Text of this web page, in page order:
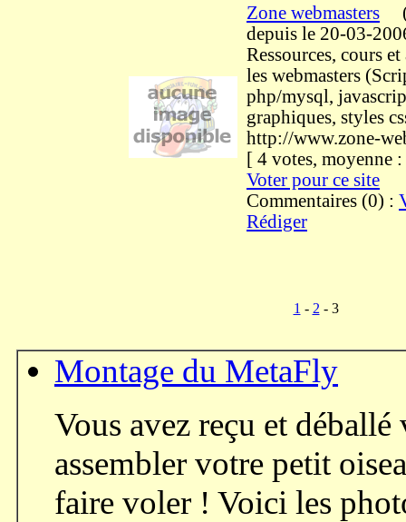
Zone webmasters
depuis le 20-03-
Ressources, cours
les webmasters
php/mysql,
graphiques, styles
http://www.zone-
[ 4 votes,
Voter pour ce site
Commentaires (0) :
Rédiger
1 - 2 - 3
Montage du MetaFly
Vous avez reçu et
assembler votre petit
faire voler ! Voici les